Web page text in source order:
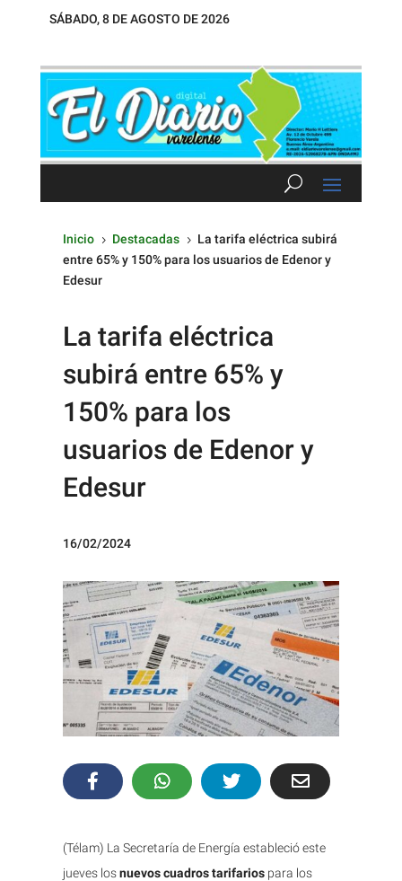
SÁBADO, 8 DE AGOSTO DE 2026
Inicio 5 Destacadas 5 La tarifa eléctrica subirá
entre 65% y 150% para los usuarios de Edenor y
Edesur
La tarifa eléctrica
subirá entre 65% y
150% para los
usuarios de Edenor y
Edesur
16/02/2024
(Télam) La Secretaría de Energía estableció este
jueves losnuevos cuadros tarifarios para los